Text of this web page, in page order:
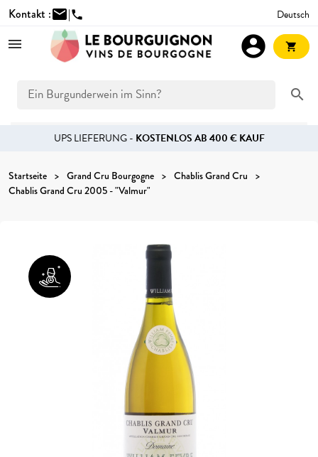
Kontakt :mail|phone Deutsch
search
account_circle shopping_cart
UPS LIEFERUNG - KOSTENLOS AB 400 € KAUF
Startseite Grand Cru Bourgogne
Chablis Grand Cru
Chablis Grand Cru 2005 - "Valmur"